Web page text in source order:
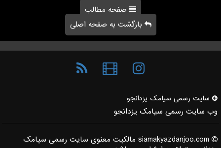
صفحه مطالب
بازگشت به صفحه اصلی
سایت رسمی سیامك یزدانجو
وب سایت رسمی سیامک یزدانجو
siamakyazdanjoo.com مالکیت معنوی سایت رسمی سیامک